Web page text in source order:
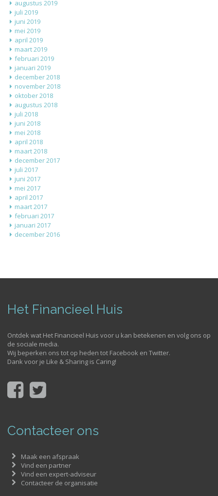
augustus 2019
juli 2019
juni 2019
mei 2019
april 2019
maart 2019
februari 2019
januari 2019
december 2018
november 2018
oktober 2018
augustus 2018
juli 2018
juni 2018
mei 2018
april 2018
maart 2018
december 2017
juli 2017
juni 2017
mei 2017
april 2017
maart 2017
februari 2017
januari 2017
december 2016
Het Financieel Huis
Ontdek wat Het Financieel Huis voor u kan betekenen en volg ons op
de sociale media.
Wij beperken ons tot op heden tot Facebook en Twitter.
Dank voor je Like & Sharing is Caring!
Contacteer ons
Maak een afspraak
Vind een partner
Vind een expert-adviseur
Contacteer de organisatie